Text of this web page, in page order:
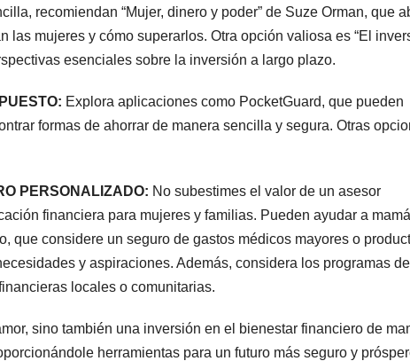
recomiendan “Mujer, dinero y poder” de Suze Orman, que
las mujeres y cómo superarlos. Otra opción valiosa es “El
esenciales sobre la inversión a largo plazo.
Explora aplicaciones como PocketGuard, que pueden
formas de ahorrar de manera sencilla y segura. Otras
PERSONALIZADO: No subestimes el valor de un asesor
financiera para mujeres y familias. Pueden ayudar a
que considere un seguro de gastos médicos mayores o
y aspiraciones. Además, considera los programas de
locales o comunitarias.
sino también una inversión en el bienestar financiero de
herramientas para un futuro más seguro y